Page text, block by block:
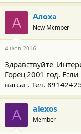
А Алоха
New Member
4 Фев 2016
Здравствуйте.
Горец 2001 год.
ватсап. Тел.
A alexos
Member